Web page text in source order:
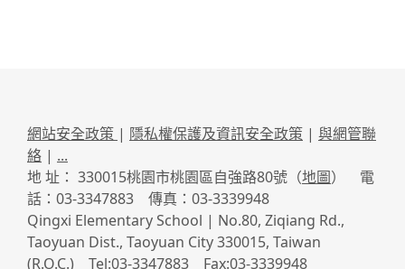
網站安全政策 | 隱私權保護及資訊安全政策 | 與網管聯
絡 | ...
地 址： 330015桃園市桃園區自強路80號（地圖） 電
話：03-3347883 傳真：03-3339948
Qingxi Elementary School | No.80, Ziqiang Rd.,
Taoyuan Dist., Taoyuan City 330015, Taiwan
(R.O.C.) Tel:03-3347883 Fax:03-3339948